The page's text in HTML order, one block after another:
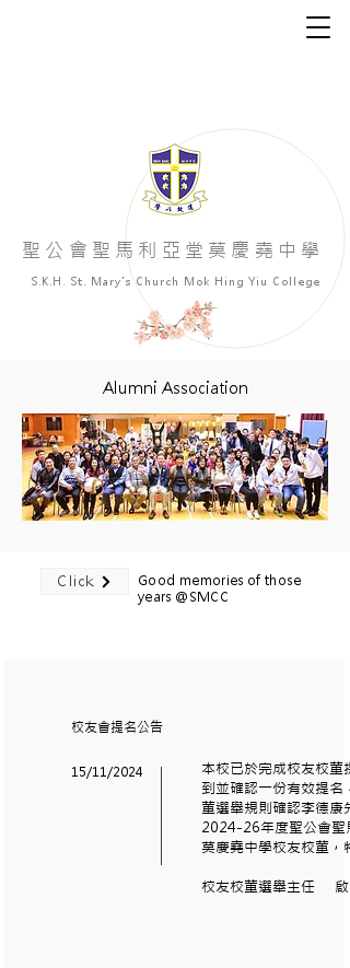
​聖公會聖馬利亞堂莫慶堯中學
S.K.H. St. Mary's Church Mok Hing Yiu College
Alumni Association
Click
Good memories of those
years @SMCC
校友會提名公告
15/11/2024
本校已於完成校友校董
到並確認一份有效提名
董選舉規則確認李德康
2024-26年度聖公會聖
莫慶堯中學校友校董，
校友校董選舉主任 啟